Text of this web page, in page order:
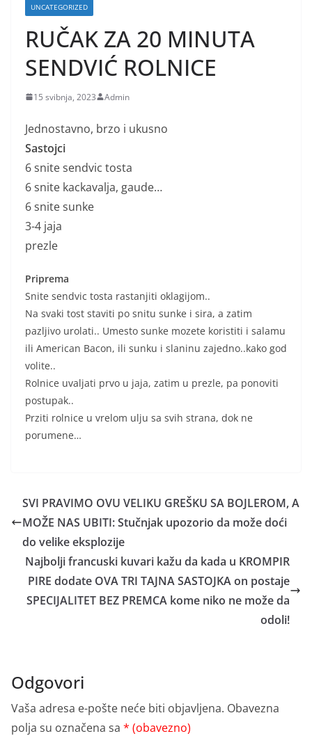
UNCATEGORIZED
RUČAK ZA 20 MINUTA
SENDVIĆ ROLNICE
15 svibnja, 2023 Admin
Jednostavno, brzo i ukusno
Sastojci
6 snite sendvic tosta
6 snite kackavalja, gaude…
6 snite sunke
3-4 jaja
prezle
Priprema
Snite sendvic tosta rastanjiti oklagijom..
Na svaki tost staviti po snitu sunke i sira, a zatim
pazljivo urolati.. Umesto sunke mozete koristiti i salamu
ili American Bacon, ili sunku i slaninu zajedno..kako god
volite..
Rolnice uvaljati prvo u jaja, zatim u prezle, pa ponoviti
postupak..
Prziti rolnice u vrelom ulju sa svih strana, dok ne
porumene…
SVI PRAVIMO OVU VELIKU GREŠKU SA BOJLEROM, A
MOŽE NAS UBITI: Stučnjak upozorio da može doći
do velike eksplozije
Najbolji francuski kuvari kažu da kada u KROMPIR
PIRE dodate OVA TRI TAJNA SASTOJKA on postaje
SPECIJALITET BEZ PREMCA kome niko ne može da
odoli!
Odgovori
Vaša adresa e-pošte neće biti objavljena. Obavezna
polja su označena sa * (obavezno)